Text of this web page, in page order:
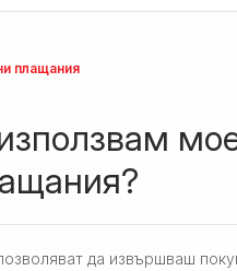
плащания
да извършваш